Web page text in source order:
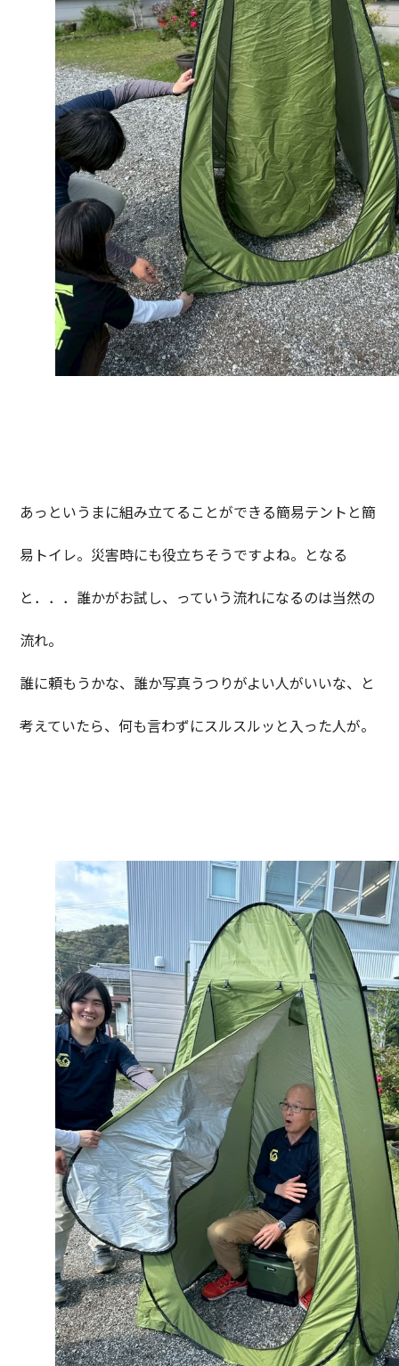
あっというまに組み立てることができる簡易テントと簡
易トイレ。災害時にも役立ちそうですよね。となる
と．．．誰かがお試し、っていう流れになるのは当然の
流れ。
誰に頼もうかな、誰か写真うつりがよい人がいいな、と
考えていたら、何も言わずにスルスルッと入った人が。